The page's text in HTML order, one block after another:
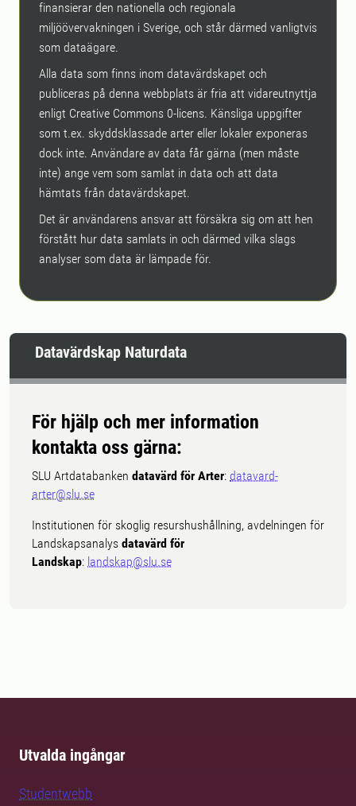
finansierar den nationella och regionala
miljöövervakningen i Sverige, och står därmed vanligtvis
som dataägare.
Alla data som finns inom datavärdskapet och
publiceras på denna webbplats är fria att vidareutnyttja
enligt Creative Commons 0-licens. Känsliga uppgifter
som t.ex. skyddsklassade arter eller lokaler exponeras
dock inte. Användare av data får gärna (men måste
inte) ange vem som samlat in data och att data
hämtats från datavärdskapet.
Det är användarens ansvar att försäkra sig om att hen
förstått hur data samlats in och därmed vilka slags
analyser som data är lämpade för.
Datavärdskap Naturdata
För hjälp och mer information
kontakta oss gärna:
SLU Artdatabanken datavärd för Arter: datavard-
arter@slu.se
Institutionen för skoglig resurshushållning, avdelningen för
Landskapsanalys datavärd för
Landskap: landskap@slu.se
Utvalda ingångar
Studentwebb